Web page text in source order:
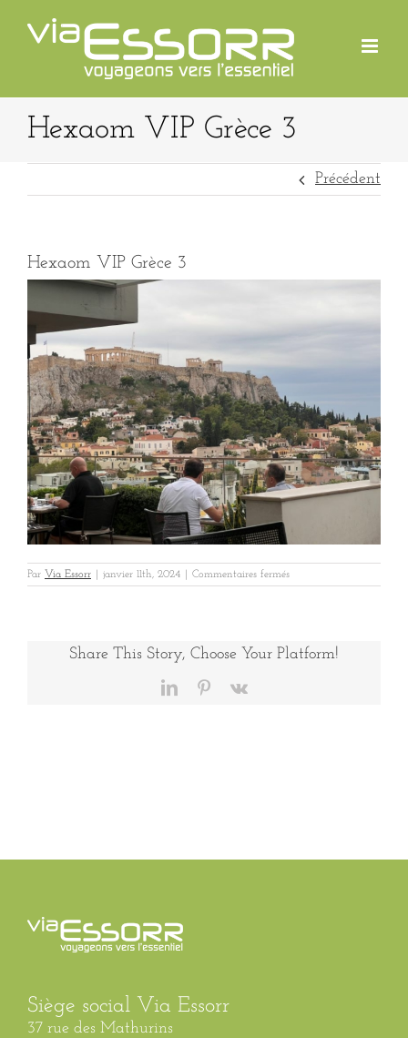
contenu
Hexaom VIP Grèce 3
Précédent
Hexaom VIP Grèce 3
Par Via Essorr janvier 11th, 2024 Commentaires ferméssur
Hexaom
Share This Story, Choose Your Platform!
LinkedInPinterest
Vk
Siège social Via Essorr
37 rue des Mathurins